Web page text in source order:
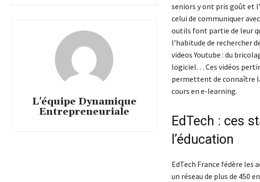
L'équipe Dynamique
Entrepreneuriale
seniors y ont pris goût et
celui de communiquer
outils font partie de leur
l’habitude de rechercher
videosYoutube : du
logiciel… Ces vidéos
permettent de connaître
cours en e-learning.
EdTech : ces
l’éducation
EdTech France fédère les
un réseau de plus de 450